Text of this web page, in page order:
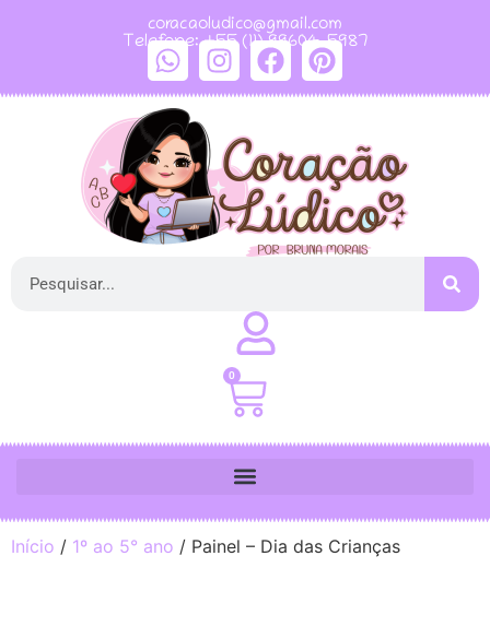
coracaoludico@gmail.com
Telefone: +55 (11) 99604-5987
0
Início / 1º ao 5° ano / Painel – Dia das Crianças